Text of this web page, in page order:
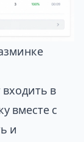
в
вместе с
и